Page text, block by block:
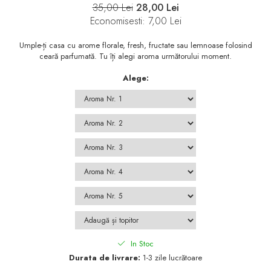
35,00 Lei 28,00 Lei
Economisesti: 7,00 Lei
Umple-ți casa cu arome florale, fresh, fructate sau lemnoase folosind
ceară parfumată. Tu îți alegi aroma următorului moment.
Alege:
In Stoc
Durata de livrare: 1-3 zile lucrătoare